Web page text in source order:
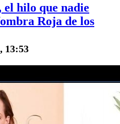
el hilo que nadie
Roja de los
13:53